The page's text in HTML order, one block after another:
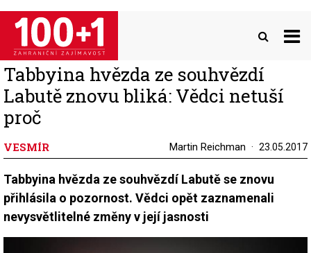
Přejít
hlavnímu
obsahu
Tabbyina hvězda ze souhvězdí
Labutě znovu bliká: Vědci netuší
proč
VESMÍR Martin Reichman 23.05.2017
Tabbyina hvězda ze souhvězdí Labutě se znovu
přihlásila o pozornost. Vědci opět zaznamenali
nevysvětlitelné změny v její jasnosti